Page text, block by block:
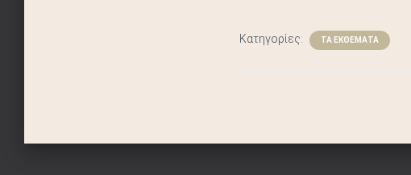
Κατηγορίες: ΤΑ ΕΚΘΕΜΑΤΑ